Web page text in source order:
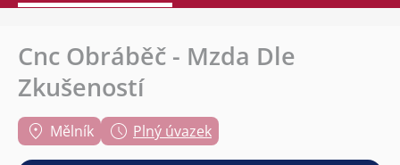
Cnc Obráběč - Mzda Dle
Zkušeností
Mělník Plný úvazek